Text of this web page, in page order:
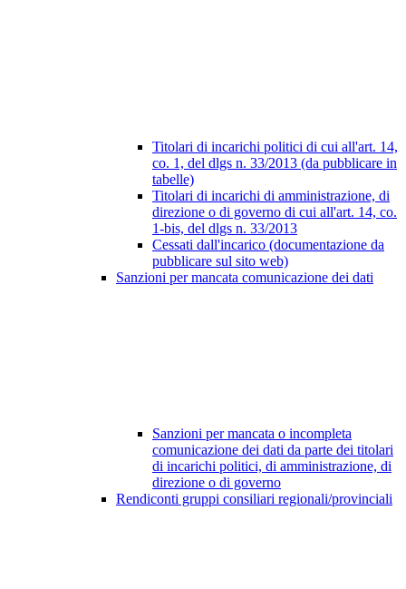
Titolari di incarichi politici di cui all'art. 14,
co. 1, del dlgs n. 33/2013 (da pubblicare in
tabelle)
Titolari di incarichi di amministrazione, di
direzione o di governo di cui all'art. 14, co.
1-bis, del dlgs n. 33/2013
Cessati dall'incarico (documentazione da
pubblicare sul sito web)
Sanzioni per mancata comunicazione dei dati
Sanzioni per mancata o incompleta
comunicazione dei dati da parte dei titolari
di incarichi politici, di amministrazione, di
direzione o di governo
Rendiconti gruppi consiliari regionali/provinciali